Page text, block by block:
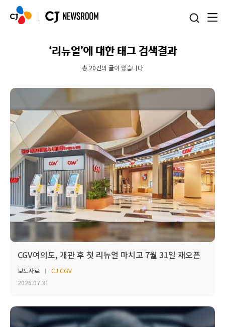
‘리뉴얼’에 대한 태그 검색결과
총 20건의 글이 있습니다
CGV여의도, 개관 후 첫 리뉴얼 마치고 7월 31일 재오픈
보도자료
CJ CGV
2026.07.31